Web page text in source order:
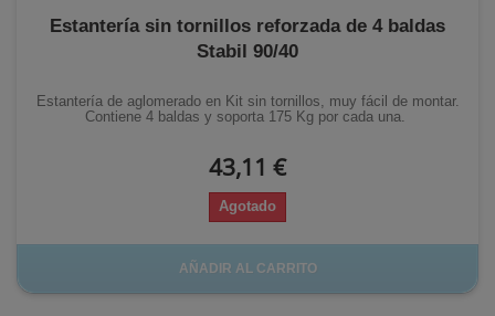
Estantería sin tornillos reforzada de 4 baldas
Stabil 90/40
Estantería de aglomerado en Kit sin tornillos, muy fácil de montar.
Contiene 4 baldas y soporta 175 Kg por cada una.
43,11 €
Agotado
AÑADIR AL CARRITO